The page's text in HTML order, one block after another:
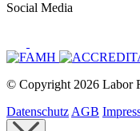
Social Media
© Copyright 2026 Labor
Datenschutz AGB